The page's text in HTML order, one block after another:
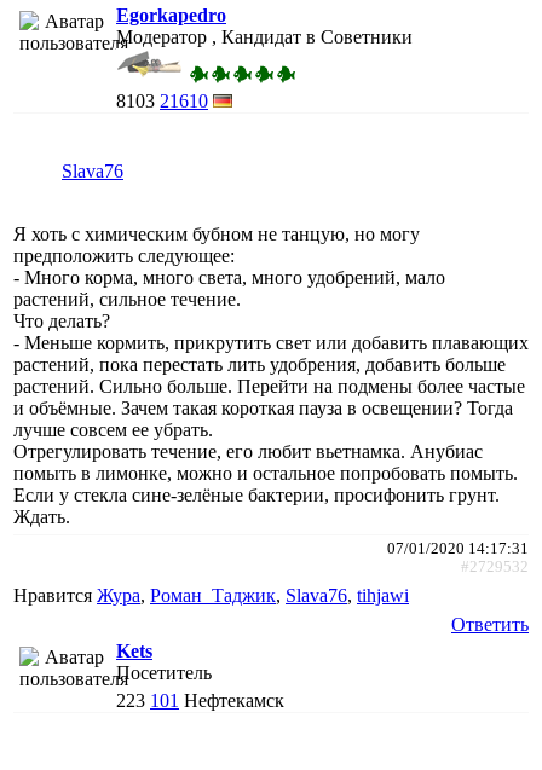
Egorkapedro
Модератор , Кандидат в Советники
8103 21610
Slava76
Я хоть с химическим бубном не танцую, но могу
предположить следующее:
- Много корма, много света, много удобрений, мало
растений, сильное течение.
Что делать?
- Меньше кормить, прикрутить свет или добавить плавающих
растений, пока перестать лить удобрения, добавить больше
растений. Сильно больше. Перейти на подмены более частые
и объёмные. Зачем такая короткая пауза в освещении? Тогда
лучше совсем ее убрать.
Отрегулировать течение, его любит вьетнамка. Анубиас
помыть в лимонке, можно и остальное попробовать помыть.
Если у стекла сине-зелёные бактерии, просифонить грунт.
Ждать.
07/01/2020 14:17:31
#2729532
Нравится Жура, Роман_Таджик, Slava76, tihjawi
Ответить
Kets
Посетитель
223 101 Нефтекамск